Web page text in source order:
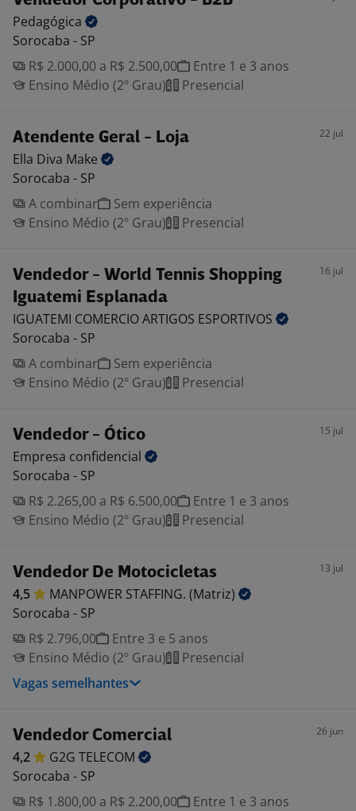
Pedagógica
Sorocaba - SP
R$ 2.000,00 a R$ 2.500,00
Entre 1 e 3 anos
Ensino Médio (2º Grau)
Presencial
Atendente Geral - Loja 22 jul
Ella Diva Make
Sorocaba - SP
A combinar
Sem experiência
Ensino Médio (2º Grau)
Presencial
Vendedor - World Tennis Shopping
Iguatemi Esplanada
16 jul
IGUATEMI COMERCIO ARTIGOS ESPORTIVOS
Sorocaba - SP
A combinar
Sem experiência
Ensino Médio (2º Grau)
Presencial
Vendedor - Ótico 15 jul
Empresa confidencial
Sorocaba - SP
R$ 2.265,00 a R$ 6.500,00
Entre 1 e 3 anos
Ensino Médio (2º Grau)
Presencial
Vendedor De Motocicletas 13 jul
4,5 MANPOWER STAFFING. (Matriz)
Sorocaba - SP
R$ 2.796,00
Entre 3 e 5 anos
Ensino Médio (2º Grau)
Presencial
Vagas semelhantes
Vendedor Comercial 26 jun
4,2 G2G TELECOM
Sorocaba - SP
R$ 1.800,00 a R$ 2.200,00
Entre 1 e 3 anos